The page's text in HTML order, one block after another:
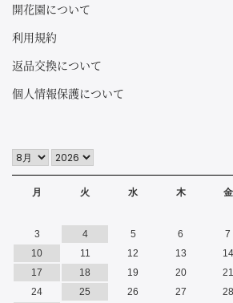
開花園について
利用規約
返品交換について
個人情報保護について
月 火 水 木 金
3
4 5 6 7
10
11 12 13 14
17
18 19 20 21
24
25 26 27 28